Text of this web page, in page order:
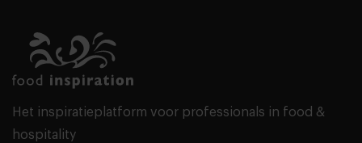
Het inspiratieplatform voor professionals in food &
hospitality